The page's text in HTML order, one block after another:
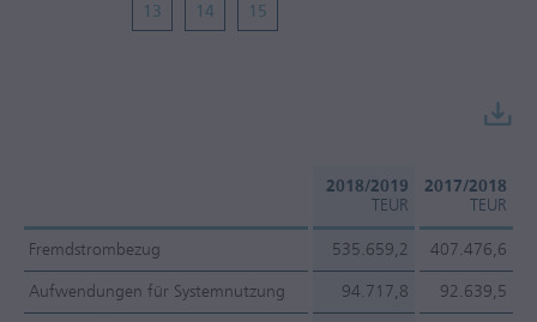
13 14 15
2018/2019
TEUR
2017/2018
TEUR
Fremdstrombezug 535.659,2 407.476,6
Aufwendungen für Systemnutzung 94.717,8 92.639,5